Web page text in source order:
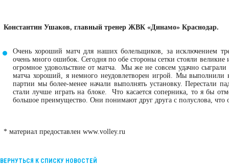
Константин Ушаков, главный тренер ЖВК «Динамо» Краснодар.
Очень хороший матч для наших болельщиков, за исключением
очень много ошибок. Сегодня по обе стороны сетки стояли
огромное удовольствие от матча. Мы же не совсем удачно
матча хороший, я немного неудовлетворен игрой. Мы выполнили
партии мы более-менее начали выполнять установку. Перестали
стали лучше играть на блоке. Что касается соперника, то я бы
большое преимущество. Они понимают друг друга с
* материал предоставлен www.volley.ru
ВЕРНУТЬСЯ К СПИСКУ НОВОСТЕЙ